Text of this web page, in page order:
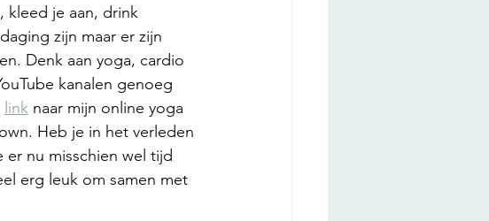
kleed je aan, drink
zijn maar er zijn
Denk aan yoga, cardio
kanalen genoeg
link naar mijn online yoga
Heb je in het verleden
nu misschien wel tijd
erg leuk om samen met